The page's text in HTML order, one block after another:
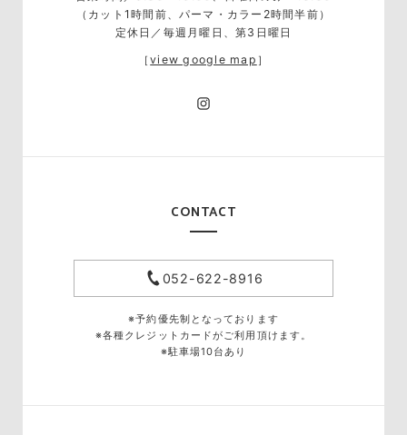
（カット1時間前、パーマ・カラー2時間半前）
定休日／毎週月曜日、第3日曜日
［view google map ］
CONTACT
052-622-8916
※予約優先制となっております
※各種クレジットカードがご利用頂けます。
※駐車場10台あり